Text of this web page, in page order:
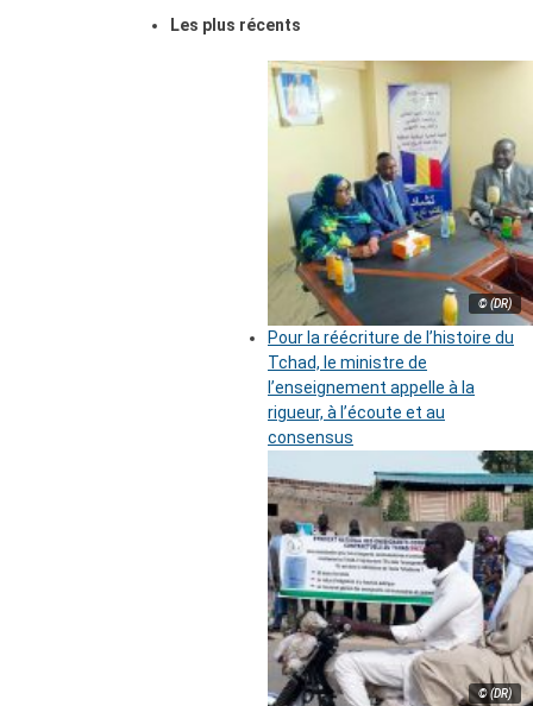
Les plus récents
© (DR)
Pour la réécriture de l’histoire du
Tchad, le ministre de
l’enseignement appelle à la
rigueur, à l’écoute et au
consensus
© (DR)